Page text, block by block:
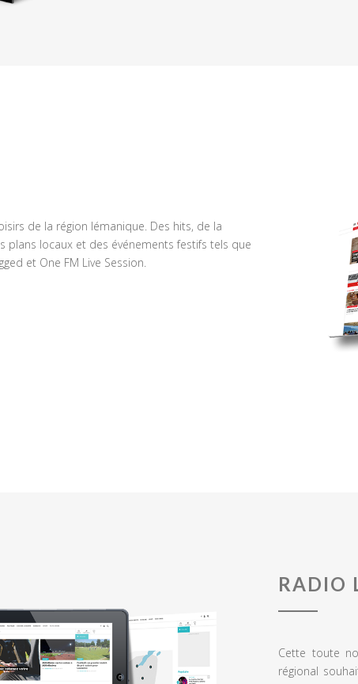
de la région lémanique. Des hits, de la
plans locaux et des événements festifs tels que
et One FM Live Session.
RADIO
Cette toute
régional